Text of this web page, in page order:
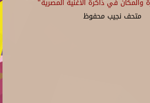
والمكان في ذاكرة الأغنية المصرية"
متحف نجيب محفوظ